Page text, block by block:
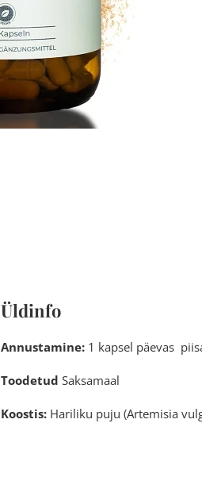
Üldinfo
Annustamine: 1 kapsel päevas
Toodetud Saksamaal
Koostis: Hariliku puju (Artemisia